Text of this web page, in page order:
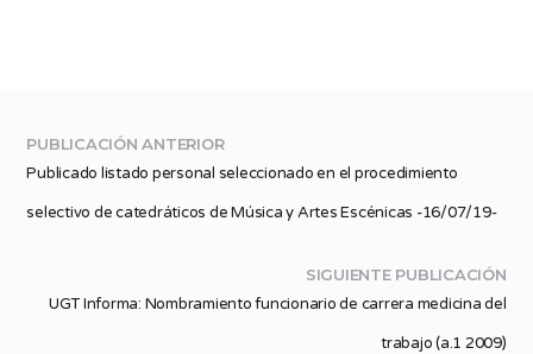
PUBLICACIÓN ANTERIOR
Publicado listado personal seleccionado en el procedimiento
selectivo de catedráticos de Música y Artes Escénicas -16/07/19-
SIGUIENTE PUBLICACIÓN
UGT Informa: Nombramiento funcionario de carrera medicina del
trabajo (a.1 2009)